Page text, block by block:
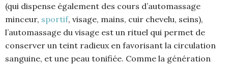
(qui dispense également des cours d’automassage
minceur, sportif, visage, mains, cuir chevelu, seins),
l’automassage du visage est un rituel qui permet de
conserver un teint radieux en favorisant la circulation
sanguine, et une peau tonifiée. Comme la génération